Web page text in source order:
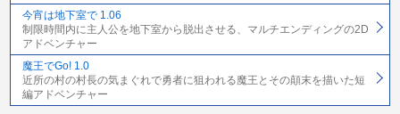
今宵は地下室で 1.06
制限時間内に主人公を地下室から脱出させる、マルチエンディングの2D
アドベンチャー
魔王でGo! 1.0
近所の村の村長の気まぐれで勇者に狙われる魔王とその顛末を描いた短
編アドベンチャー